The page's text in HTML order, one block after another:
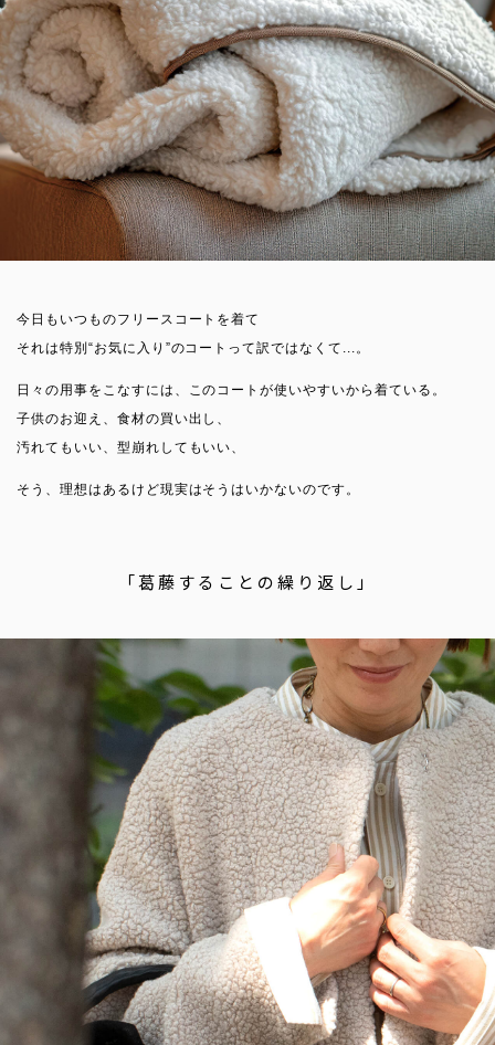
今日もいつものフリースコートを着て
それは特別“お気に入り”のコートって訳ではなくて...。
日々の用事をこなすには、このコートが使いやすいから着ている。
子供のお迎え、食材の買い出し、
汚れてもいい、型崩れしてもいい、
そう、理想はあるけど現実はそうはいかないのです。
「葛藤することの繰り返し」